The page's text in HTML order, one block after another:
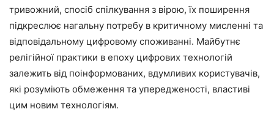
тривожний, спосіб спілкування з вірою, їх поширення
підкреслює нагальну потребу в критичному мисленні та
відповідальному цифровому споживанні. Майбутнє
релігійної практики в епоху цифрових технологій
залежить від поінформованих, вдумливих користувачів,
які розуміють обмеження та упередженості, властиві
цим новим технологіям.